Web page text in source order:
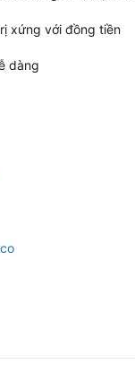
xứng với đồng tiền
dàng